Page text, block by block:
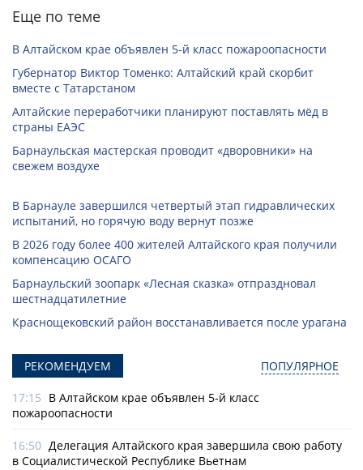
Еще по теме
В Алтайском крае объявлен 5-й класс пожароопасности
Губернатор Виктор Томенко: Алтайский край скорбит
вместе с Татарстаном
Алтайские переработчики планируют поставлять мёд в
страны ЕАЭС
Барнаульская мастерская проводит «дворовники» на
свежем воздухе
В Барнауле завершился четвертый этап гидравлических
испытаний, но горячую воду вернут позже
В 2026 году более 400 жителей Алтайского края получили
компенсацию ОСАГО
Барнаульский зоопарк «Лесная сказка» отпраздновал
шестнадцатилетние
Краснощековский район восстанавливается после урагана
РЕКОМЕНДУЕМ ПОПУЛЯРНОЕ
17:15 В Алтайском крае объявлен 5-й класс
пожароопасности
16:50 Делегация Алтайского края завершила свою работу
в Социалистической Республике Вьетнам